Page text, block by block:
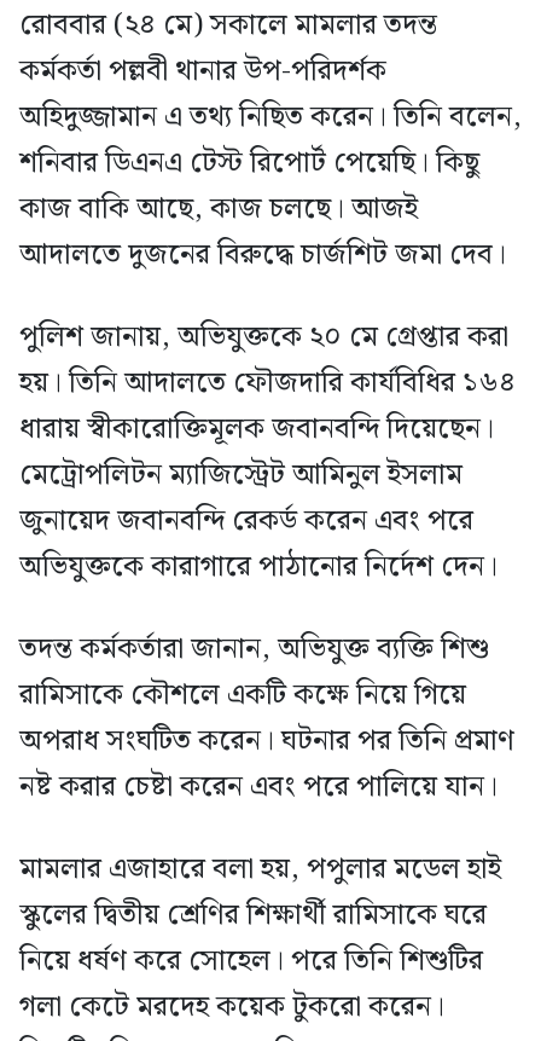
রোববার (২৪ মে) সকালে মামলার তদন্ত
কর্মকর্তা পল্লবী থানার উপ-পরিদর্শক
অহিদুজ্জামান এ তথ্য নিছিত করেন। তিনি বলেন,
শনিবার ডিএনএ টেস্ট রিপোর্ট পেয়েছি। কিছু
কাজ বাকি আছে, কাজ চলছে। আজই
আদালতে দুজনের বিরুদ্ধে চার্জশিট জমা দেব।
পুলিশ জানায়, অভিযুক্তকে ২০ মে গ্রেপ্তার করা
হয়। তিনি আদালতে ফৌজদারি কার্যবিধির ১৬৪
ধারায় স্বীকারোক্তিমূলক জবানবন্দি দিয়েছেন।
মেট্রোপলিটন ম্যাজিস্ট্রেট আমিনুল ইসলাম
জুনায়েদ জবানবন্দি রেকর্ড করেন এবং পরে
অভিযুক্তকে কারাগারে পাঠানোর নির্দেশ দেন।
তদন্ত কর্মকর্তারা জানান, অভিযুক্ত ব্যক্তি শিশু
রামিসাকে কৌশলে একটি কক্ষে নিয়ে গিয়ে
অপরাধ সংঘটিত করেন। ঘটনার পর তিনি প্রমাণ
নষ্ট করার চেষ্টা করেন এবং পরে পালিয়ে যান।
মামলার এজাহারে বলা হয়, পপুলার মডেল হাই
স্কুলের দ্বিতীয় শ্রেণির শিক্ষার্থী রামিসাকে ঘরে
নিয়ে ধর্ষণ করে সোহেল। পরে তিনি শিশুটির
গলা কেটে মরদেহ কয়েক টুকরো করেন।